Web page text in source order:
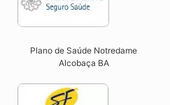
Plano de Saúde Notredame
Alcobaça BA​